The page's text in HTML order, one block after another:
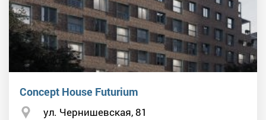
Concept House Futurium
ул. Чернишевская, 81